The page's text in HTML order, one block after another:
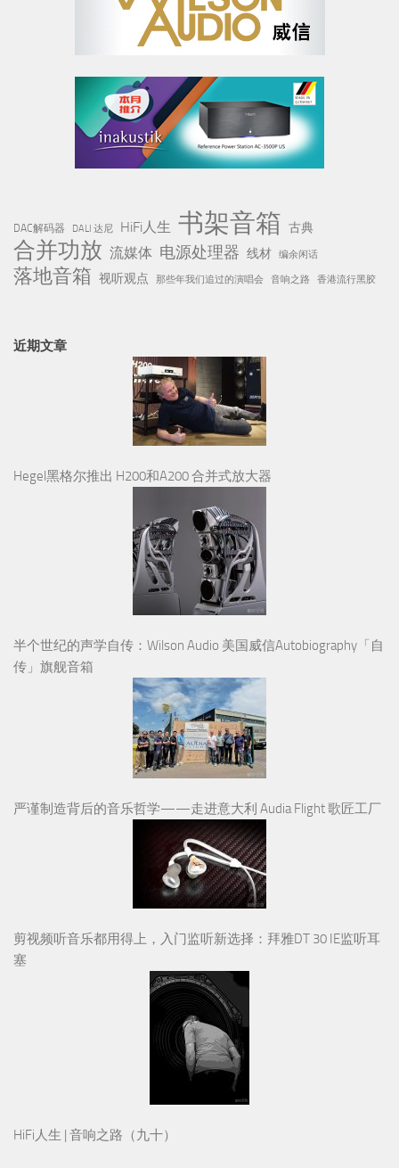
DAC解码器 DALI 达尼 HiFi人生 书架音箱 古典
合并功放 流媒体 电源处理器 线材 编余闲话
落地音箱 视听观点 那些年我们追过的演唱会 音响之路 香港流行黑胶
近期文章
Hegel黑格尔推出 H200和A200 合并式放大器
半个世纪的声学自传：Wilson Audio 美国威信Autobiography「自
传」旗舰音箱
严谨制造背后的音乐哲学——走进意大利 Audia Flight 歌匠工厂
剪视频听音乐都用得上，入门监听新选择：拜雅DT 30 IE监听耳
塞
HiFi人生 | 音响之路（九十）